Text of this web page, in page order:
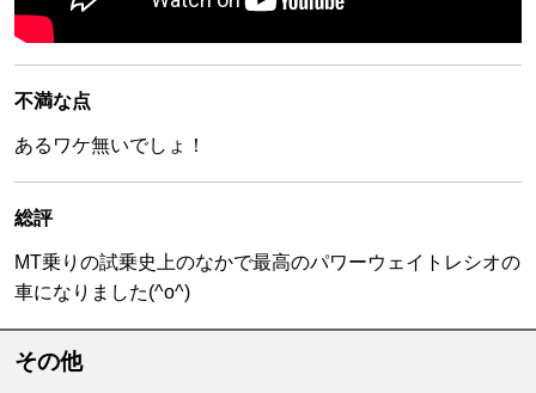
不満な点
あるワケ無いでしょ！
総評
MT乗りの試乗史上のなかで最高のパワーウェイトレシオの
車になりました(^o^)
その他